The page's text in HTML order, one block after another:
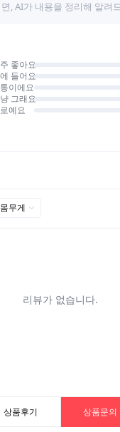
상품후기 상품문의